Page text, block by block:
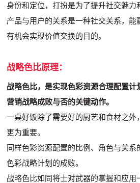
身份和定位，打扮是为了提升社交魅力
产品与用户的关系是一种社交关系，能
有机会实现价值交换的目的。
战略色比原理：
战略色比，是实现色彩资源合理配置计
营销战略成败与否的关键动作。
一桌好饭除了需要好的厨艺和食材之外
更为重要。
同样色彩资源配置的比例、角色与关
色彩战略计划的成败。
战略色比如同将士对武器的掌握和应用